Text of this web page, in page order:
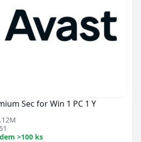
Sec for Win 1 PC 1 Y
>100 ks